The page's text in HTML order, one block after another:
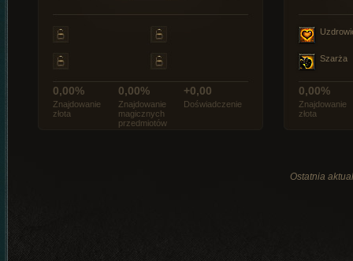
0,00%
Znajdowanie
złota
0,00%
Znajdowanie
magicznych
przedmiotów
+0,00
Doświadczenie
Szarża
0,00%
Znajdowanie
złota
Ostatnia